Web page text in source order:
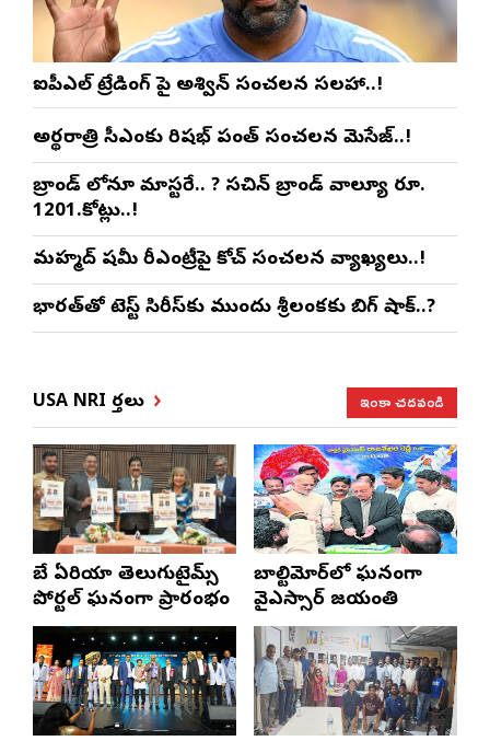
ఐపీఎల్ ట్రేడింగ్ పై అశ్విన్ సంచలన సలహా..!
అర్థరాత్రి సీఎంకు రిషభ్ పంత్ సంచలన మెసేజ్..!
బ్రాండ్ లోనూ మాస్టరే.. ? సచిన్ బ్రాండ్ వాల్యూ రూ.
1201.కోట్లు..!
మహ్మద్ షమీ రీఎంట్రీపై కోచ్ సంచలన వ్యాఖ్యలు..!
భారత్‌తో టెస్ట్ సిరీస్‌కు ముందు శ్రీలంకకు బిగ్ షాక్..?
USA NRI వార్తలు ఇంకా చదవండి
బే ఏరియా తెలుగుటైమ్స్
పోర్టల్ ఘనంగా ప్రారంభం
బాల్టిమోర్‌లో ఘనంగా
వైఎస్సార్‌ జయంతి